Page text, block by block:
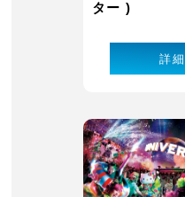
ター )
詳